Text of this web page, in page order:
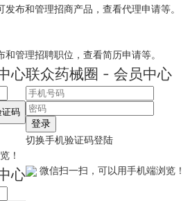
布和管理招商产品，查看代理申请等。
管理招聘职位，查看简历申请等。
心联众药械圈 - 会员中心
登录
切换手机验证码登陆
！
心 微信扫一扫，可以用手机端浏览！